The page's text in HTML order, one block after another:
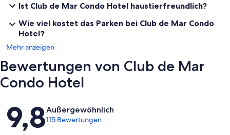
Ist Club de Mar Condo Hotel haustierfreundlich?
Wie viel kostet das Parken bei Club de Mar Condo
Hotel?
Mehr anzeigen
Bewertungen von Club de Mar
Condo Hotel
Bewertungen
9,8Außergewöhnlich
115 Bewertungen